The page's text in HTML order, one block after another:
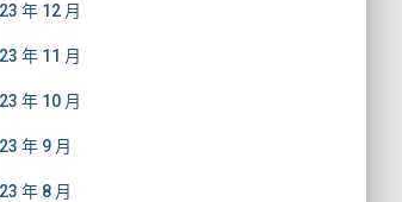
年 12 月
年 11 月
年 10 月
年 9 月
年 8 月